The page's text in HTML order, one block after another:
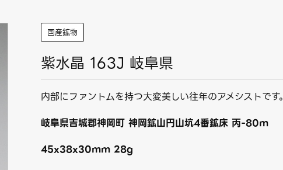
国産鉱物
紫水晶 163J 岐阜県
内部にファントムを持つ大変美しい往年のアメシストです。
岐阜県吉城郡神岡町 神岡鉱山円山坑4番鉱床 丙-80m
45x38x30mm 28g